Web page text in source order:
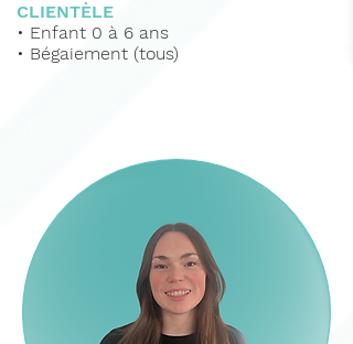
CLIENTÈLE
• Enfant 0 à 6 ans
• Bégaiement (tous)